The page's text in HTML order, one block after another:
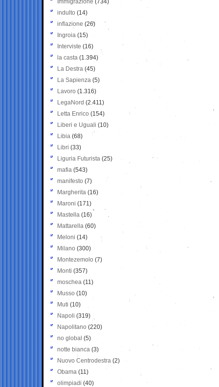
Immigrazione (734)
indulto (14)
inflazione (26)
Ingroia (15)
Interviste (16)
la casta (1.394)
La Destra (45)
La Sapienza (5)
Lavoro (1.316)
LegaNord (2.411)
Letta Enrico (154)
Liberi e Uguali (10)
Libia (68)
Libri (33)
Liguria Futurista (25)
mafia (543)
manifesto (7)
Margherita (16)
Maroni (171)
Mastella (16)
Mattarella (60)
Meloni (14)
Milano (300)
Montezemolo (7)
Monti (357)
moschea (11)
Musso (10)
Muti (10)
Napoli (319)
Napolitano (220)
no global (5)
notte bianca (3)
Nuovo Centrodestra (2)
Obama (11)
olimpiadi (40)